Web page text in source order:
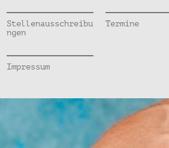
Stellenausschreibu
ngen
Termine
Impressum